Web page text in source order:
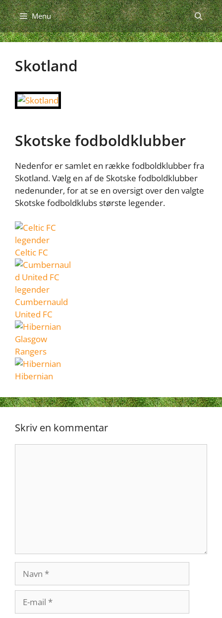
Hop
til
indhold
Menu
Skotland
Skotske fodboldklubber
Nedenfor er samlet en række fodboldklubber fra
Skotland. Vælg en af de Skotske fodboldklubber
nedenunder, for at se en oversigt over den valgte
Skotske fodboldklubs største legender.
Celtic FC
Cumbernauld
United FC
Glasgow
Rangers
Hibernian
Skriv en kommentar
mail